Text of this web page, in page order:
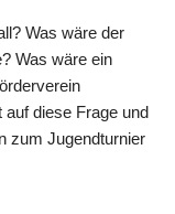
Was wäre der
Was wäre ein
auf diese Frage und
zum Jugendturnier